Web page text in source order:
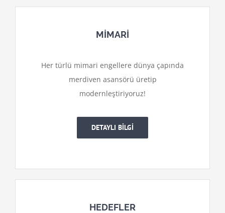
MİMARİ
Her türlü mimari engellere dünya çapında
merdiven asansörü üretip
modernleştiriyoruz!
DETAYLI BİLGİ
HEDEFLER